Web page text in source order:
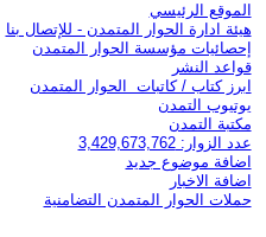
الموقع الرئيسي
هيئة ادارة الحوار المتمدن - للإتصال بنا
إحصائيات مؤسسة الحوار المتمدن
قواعد النشر
ابرز كتاب / كاتبات الحوار المتمدن
يوتيوب التمدن
مكتبة التمدن
عدد الزوار: 3,429,673,762
اضافة موضوع جديد
اضافة الاخبار
حملات الحوار المتمدن التضامنية